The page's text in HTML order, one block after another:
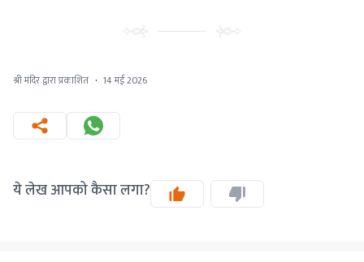
श्री मंदिर द्वारा प्रकाशित · 14 मई 2026
ये लेख आपको कैसा लगा?